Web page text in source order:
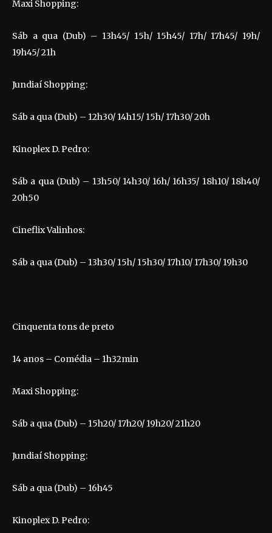
Maxi Shopping:
Sáb a qua (Dub) – 13h45/ 15h/ 15h45/ 17h/ 17h45/ 19h/
19h45/ 21h
Jundiaí Shopping:
Sáb a qua (Dub) – 12h30/ 14h15/ 15h/ 17h30/ 20h
Kinoplex D. Pedro:
Sáb a qua (Dub) – 13h50/ 14h30/ 16h/ 16h35/ 18h10/ 18h40/
20h50
Cineflix Valinhos:
Sáb a qua (Dub) – 13h30/ 15h/ 15h30/ 17h10/ 17h30/ 19h30
Cinquenta tons de preto
14 anos – Comédia – 1h32min
Maxi Shopping:
Sáb a qua (Dub) – 15h20/ 17h20/ 19h20/ 21h20
Jundiaí Shopping:
Sáb a qua (Dub) – 16h45
Kinoplex D. Pedro: